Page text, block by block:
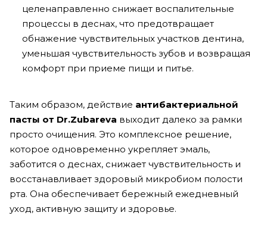
целенаправленно снижает воспалительные
процессы в деснах, что предотвращает
обнажение чувствительных участков дентина,
уменьшая чувствительность зубов и возвращая
комфорт при приеме пищи и питье.
Таким образом, действие антибактериальной
пасты от Dr.Zubareva выходит далеко за рамки
просто очищения. Это комплексное решение,
которое одновременно укрепляет эмаль,
заботится о деснах, снижает чувствительность и
восстанавливает здоровый микробиом полости
рта. Она обеспечивает бережный ежедневный
уход, активную защиту и здоровье.